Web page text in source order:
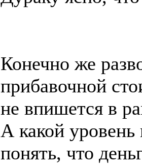
Конечно же
прибавочной
не впишется в
А какой
понять, что